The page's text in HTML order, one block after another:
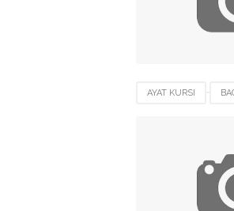
AYAT KURSI